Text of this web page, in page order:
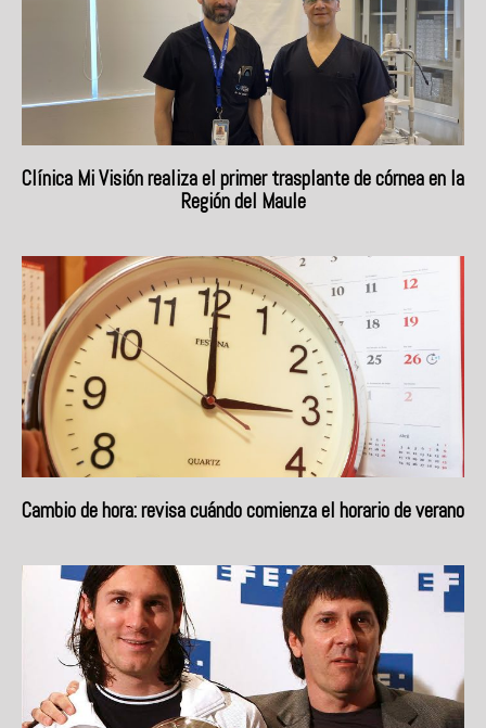
Clínica Mi Visión realiza el primer trasplante de córnea en la
Región del Maule
Cambio de hora: revisa cuándo comienza el horario de verano